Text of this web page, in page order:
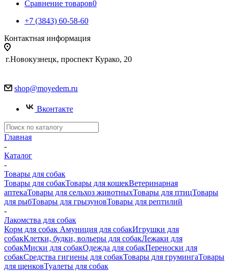
Сравнение товаров0
+7 (3843) 60-58-60
Контактная информация
г.Новокузнецк, проспект Курако, 20
shop@moyedem.ru
Вконтакте
Главная
-
Каталог
-
Товары для собак
Товары для собакТовары для кошекВетеринарная
аптекаТовары для сельхоз животныхТовары для птицТовары
для рыбТовары для грызуновТовары для рептилий
-
Лакомства для собак
Корм для собак Амуниция для собакИгрушки для
собакКлетки, будки, вольеры для собакЛежаки для
собакМиски для собакОдежда для собакПереноски для
собакСредства гигиены для собакТовары для грумингаТовары
для щенковТуалеты для собак